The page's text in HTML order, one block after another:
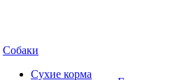
Собаки
Сухие корма